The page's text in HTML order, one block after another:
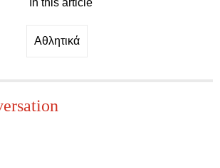
In this article
Αθλητικά